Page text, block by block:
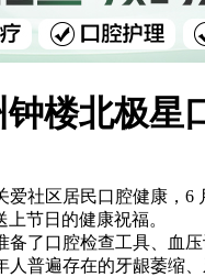
楼北极
社区居民口腔健康，
节日的健康祝福。
了口腔检查工具、血
普遍存在的牙龈萎缩